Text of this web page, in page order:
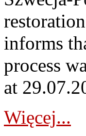
informs
process
at
Więcej...